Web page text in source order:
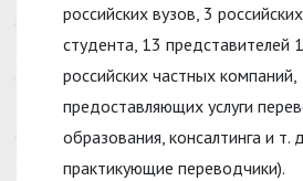
российских вузов, 3
студента, 13 представителей
российских частных компаний,
предоставляющих услуги
образования, консалтинга и т.
практикующие переводчики).